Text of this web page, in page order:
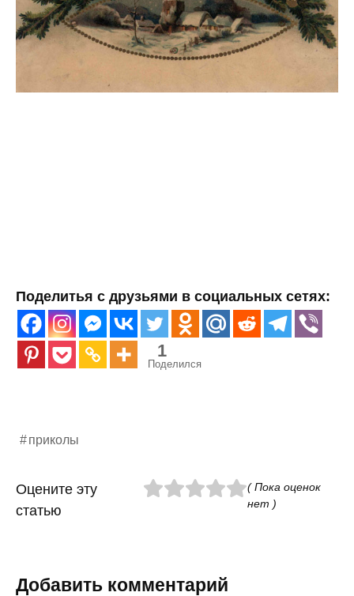
Поделитья с друзьями в социальных сетях:
1
Поделился
приколы
Оцените эту
статью
( Пока оценок
нет )
Добавить комментарий